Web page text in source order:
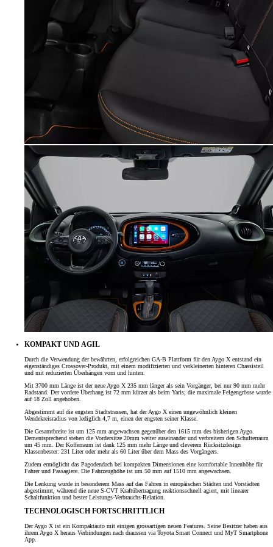
KOMPAKT UND AGIL
Durch die Verwendung der bewährten, erfolgreichen GA-B Plattform für den Aygo X entstand ein
eigenständiges Crossover-Produkt, mit einem modifizierten und verkleinerten hinteren Chassisteil
und mit reduzierten Überhängen vorn und hinten.
Mit 3700 mm Länge ist der neue Aygo X 235 mm länger als sein Vorgänger, bei nur 90 mm mehr
Radstand. Der vordere Überhang ist 72 mm kürzer als beim Yaris; die maximale Felgengrösse wurde
auf 18 Zoll angehoben.
Abgestimmt auf die engsten Stadtstrassen, hat der Aygo X einen ungewöhnlich kleinen
Wendekreisradius von lediglich 4,7 m, einen der engsten seiner Klasse.
Die Gesamtbreite ist um 125 mm angewachsen gegenüber den 1615 mm des bisherigen Aygo.
Dementsprechend stehen die Vordersitze 20mm weiter auseinander und verbreitern den Schulterraum
um 45 mm. Der Kofferraum ist dank 125 mm mehr Länge und cleverem Rücksitzdesign
Klassenbester: 231 Liter oder mehr als 60 Liter über dem Mass des Vorgängers.
Zudem ermöglicht das Pagodendach bei kompakten Dimensionen eine komfortable Innenhöhe für
Fahrer und Passagiere. Die Fahrzeughöhe ist um 50 mm auf 1510 mm angewachsen.
Die Lenkung wurde in besonderem Mass auf das Fahren in europäischen Städten und Vorstädten
abgestimmt, während die neue S-CVT Kraftübertragung reaktionsschnell agiert, mit linearer
Schaltfunktion und bester Leistungs-Verbrauchs-Relation.
TECHNOLOGISCH FORTSCHRITTLICH
Der Aygo X ist ein Kompaktauto mit einigen grossartigen neuen Features. Seine Besitzer haben aus
ihrem Aygo X heraus Verbindungen nach draussen via Toyota Smart Connect und MyT Smartphone
App.